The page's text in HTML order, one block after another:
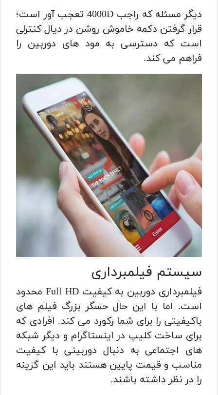
دیگر مسئله که راجب 4000D تعجب آور است؛
قرار گرفتن دکمه خاموش روشن در دیال کنترلی
است که دسترسی به مود های دوربین را
فراهم می کند.
سیستم فیلمبرداری
فیلمبرداری دوربین به کیفیت Full HD محدود
است. اما با این حال حسگر بزرگ فیلم های
باکیفیتی را برای شما رکورد می کند. افرادی که
برای ساخت کلیپ در اینستاگرام و دیگر شبکه
های اجتماعی به دنبال دوربینی با کیفیت
مناسب و قیمت پایین هستند باید این گزینه
را در نظر داشته باشند.